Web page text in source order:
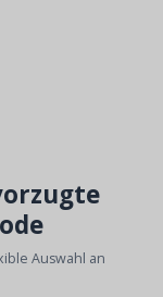
Auswahl an